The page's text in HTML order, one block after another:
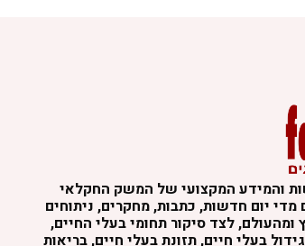
והמידע המקצועי של המשק החקלאי
יום חדשות, כתבות, מחקרים, ניתוחים
ומהעולם, לצד סיקור תחומי בעלי החיים,
בעלי חיים, תזונת בעלי חיים, בריאות